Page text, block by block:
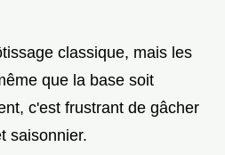
classique, mais les
que la base soit
c'est frustrant de gâcher
saisonnier.